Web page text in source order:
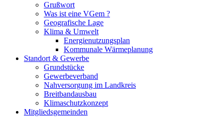
Grußwort
Was ist eine VGem ?
Geografische Lage
Klima & Umwelt
Energienutzungsplan
Kommunale Wärmeplanung
Standort & Gewerbe
Grundstücke
Gewerbeverband
Nahversorgung im Landkreis
Breitbandausbau
Klimaschutzkonzept
Mitgliedsgemeinden